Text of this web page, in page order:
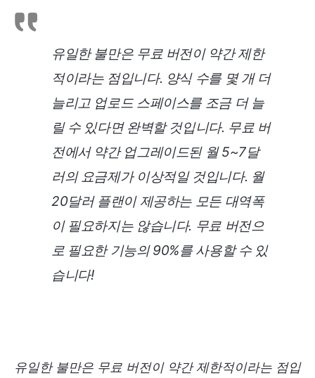
유일한 불만은 무료 버전이 약간 제한
적이라는 점입니다. 양식 수를 몇 개 더
늘리고 업로드 스페이스를 조금 더 늘
릴 수 있다면 완벽할 것입니다. 무료 버
전에서 약간 업그레이드된 월 5~7달
러의 요금제가 이상적일 것입니다. 월
20달러 플랜이 제공하는 모든 대역폭
이 필요하지는 않습니다. 무료 버전으
로 필요한 기능의 90%를 사용할 수 있
습니다!
유일한 불만은 무료 버전이 약간 제한적이라는 점입